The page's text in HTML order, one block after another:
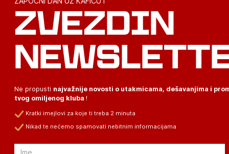
ZVEZDIN
Ne propusti najvažnije novosti o utakmicama, dešavanjima i
tvog omiljenog kluba !
Kratki imejlovi za koje ti treba 2 minuta
Nikad te nećemo spamovati nebitnim informacijama
Email